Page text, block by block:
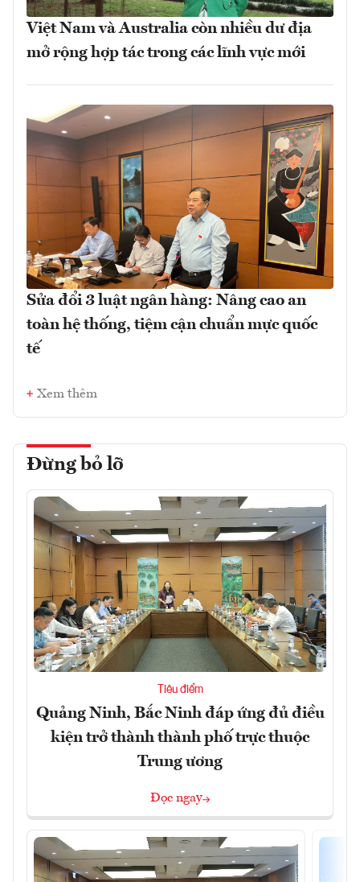
Việt Nam và Australia còn nhiều dư địa
mở rộng hợp tác trong các lĩnh vực mới
Sửa đổi 3 luật ngân hàng: Nâng cao an
toàn hệ thống, tiệm cận chuẩn mực quốc
tế
Xem thêm
Đừng bỏ lỡ
Tiêu điểm
Quảng Ninh, Bắc Ninh đáp ứng đủ điều
kiện trở thành thành phố trực thuộc
Trung ương
Đọc ngay